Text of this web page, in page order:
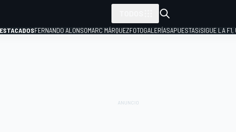
FERNANDO ALONSOMARC MÁRQUEZFOTOGALERÍASAPUESTAS¡SIGUE LA